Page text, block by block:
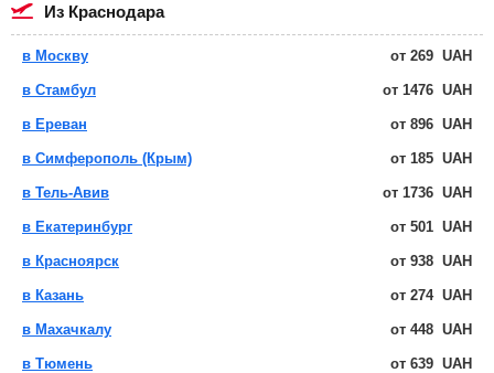
из Краснодара
в Москву от 269 UAH
в Стамбул от 1476 UAH
в Ереван от 896 UAH
в Симферополь (Крым) от 185 UAH
в Тель-Авив от 1736 UAH
в Екатеринбург от 501 UAH
в Красноярск от 938 UAH
в Казань от 274 UAH
в Махачкалу от 448 UAH
в Тюмень от 639 UAH